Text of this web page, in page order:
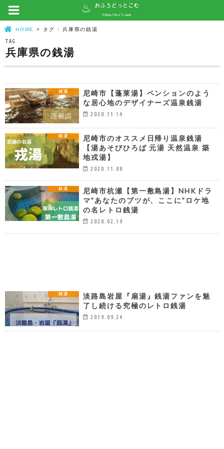
HOME タグ : 兵庫県の銭湯
TAG
兵庫県の銭湯
銭湯
尼崎市【蓬莱湯】ペンションのよう
な居心地のデザイナーズ温泉銭湯
2020.11.14
銭湯
尼崎市のオススメ日帰り温泉銭湯
【湯あそびひろば 元湯 天然温泉 築
地戎湯】
2020.11.08
銭湯
尼崎市杭瀬【第一敷島湯】NHKドラ
マ”あなたのブツが、ここに”ロケ地
の名レトロ銭湯
2020.02.19
銭湯
淡路島岩屋『扇湯』銭湯ファンを魅
了し続ける究極のレトロ銭湯
2019.09.24